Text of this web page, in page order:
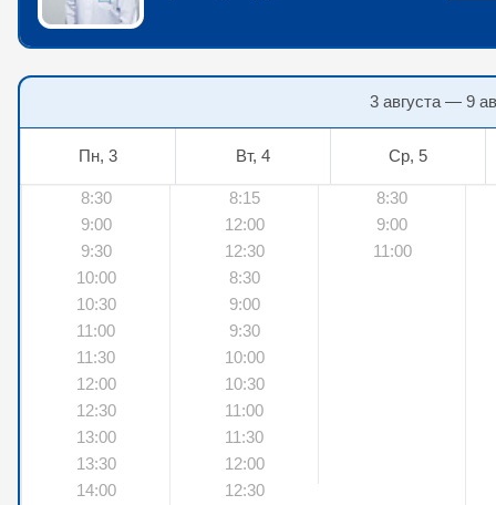
3 августа — 9
Пн, 3 Вт, 4 Ср, 5
8:30
9:00
9:30
10:00
10:30
11:00
11:30
12:00
12:30
13:00
13:30
14:00
8:15
12:00
12:30
8:30
9:00
9:30
10:00
10:30
11:00
11:30
12:00
12:30
8:30
9:00
11:00